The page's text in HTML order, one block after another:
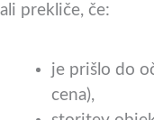
ali prekliče, če:
je prišlo do
cena),